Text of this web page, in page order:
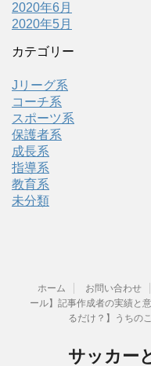
2020年6月
2020年5月
カテゴリー
Jリーグ系
コーチ系
スポーツ系
保護者系
成長系
指導系
教育系
未分類
ホーム お問い合わせ
ール】記事作成者の実績と
るだけ？】うちの
サッカー